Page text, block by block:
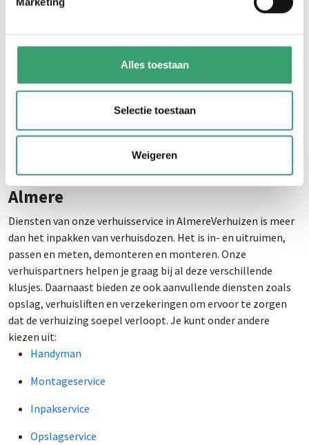
Alles toestaan
Selectie toestaan
Weigeren
voldoet aan jouw wensen en eisen. De beste manier om een
voorkeuren en locatie doen wij suggesties voor de meest
voorkeuren direct door bij het aanvragen van een offerte, dan
kan het verhuisbedrijf een zo gedetailleerd mogelijke
wordt jouw verhuizing een fluitje van een cent. Vraag vandaag
Diensten van onze verhuisservice in
Almere
Diensten van onze verhuisservice in AlmereVerhuizen is meer
dan het inpakken van verhuisdozen. Het is in- en uitruimen,
passen en meten, demonteren en monteren. Onze
verhuispartners helpen je graag bij al deze verschillende
klusjes. Daarnaast bieden ze ook aanvullende diensten zoals
opslag, verhuisliften en verzekeringen om ervoor te zorgen
dat de verhuizing soepel verloopt. Je kunt onder andere
kiezen uit:
Handyman
Montageservice
Inpakservice
Opslagservice